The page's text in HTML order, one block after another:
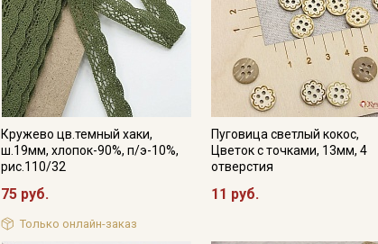
Кружево цв.темный хаки,
ш.19мм, хлопок-90%, п/э-10%,
рис.110/32
75 руб.
Только онлайн-заказ
Пуговица светлый кокос,
Цветок с точками, 13мм, 4
отверстия
11 руб.
Ознакомлен(а) сПолитикой обработки
данных
Согласие на обработку
данных
Согласие на получение рекламных
информационных рассылок